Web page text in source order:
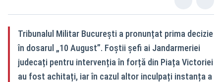
Tribunalul Militar București a pronunțat prima decizie
în dosarul „10 August”. Foștii șefi ai Jandarmeriei
judecați pentru intervenția în forță din Piața Victoriei
au fost achitați, iar în cazul altor inculpați instanța a